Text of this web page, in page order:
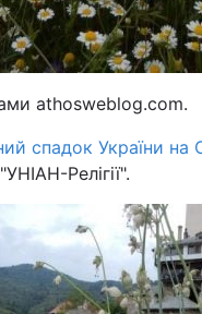
athosweblog.com.
спадок України на
Релігії".